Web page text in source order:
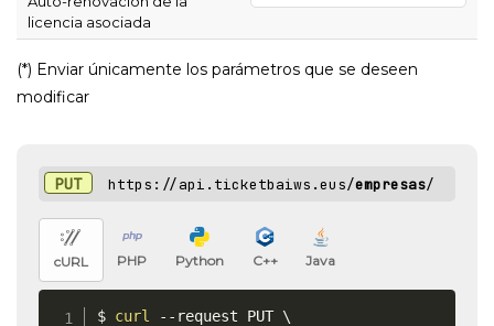
licencia asociada
(*) Enviar únicamente los parámetros que se deseen
modificar
PUT https://api.ticketbaiws.eus/empresas/
cURL PHP Python C++ Java
$ curl --request PUT \